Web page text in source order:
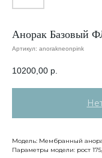
Анорак Базовый
Артикул: anorakneonpink
10200,00 р.
Модель: Мембранный
Параметры модели: рост